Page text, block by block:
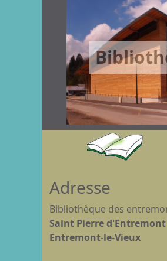
Adresse
Bibliothèque des
Saint Pierre
Entremont-le-Vieux